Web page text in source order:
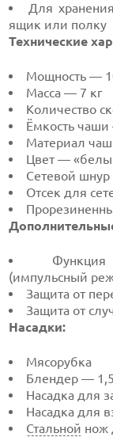
Для
ящик или полку
Технические
Мощность —
Масса — 7 кг
Количество
Ёмкость
Материал
Цвет —
Сетевой
Отсек для
(импульсный
Защита от
Защита от
Насадки:
Мясорубка
Блендер —
Насадка для
Насадка для
Стальной нож